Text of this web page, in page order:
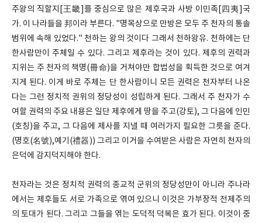
주왕의 직할지[王畿]를 중심으로 많은 제후국과 사방 이민족[四夷]국
가. 이 나라들을 邦이라 부른다. "명목상으로 만방은 모두 주 천자의 통솔
범위에 속해 있었다." 천하는 왕의 것이다 그래서 천하왕유. 천하에는 단
한사람만이 주체일 수 있다. 그리고 제후라는 것이 있다. 제후의 권력과
지위는 주 천자의 책명(冊命)을 거쳐야만 합법성을 획득한 것으로 여겨
지게 된다. 이게 바로 주체는 단 한사람이니 모든 권력은 천자부터 나온
다는 그런 정치적 권위의 정당성이 성립하게 된다. 그래서 주 천자가 수
여할 권력의 주요 내용은 일단 제후에게 땅을 주고(강토), 그 다음에 인민
(호칭)을 주고, 그 다음에 제사를 지낼 때 여러가지 필요한 그릇을 준다.
(명호(名號),예기(禮器)) 그리고 이거을 수여받은 사람은 자연히 천자의
은덕에 감지덕지해야 한다.
천자라는 것은 정치적 권력의 종교적 군위의 정당성만이 아니라 주나라
에서는 제후들도 서로 가족으로 엮여 있으니 이것은 가부장적 전제주의
의 토대가 된다. 그리고 그들을 엮는 도덕적 덕복은 효가 된다. 이것이 중